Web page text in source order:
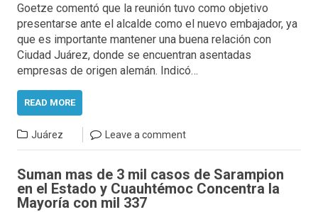
Goetze comentó que la reunión tuvo como objetivo
presentarse ante el alcalde como el nuevo embajador, ya
que es importante mantener una buena relación con
Ciudad Juárez, donde se encuentran asentadas
empresas de origen alemán. Indicó…
READ MORE
Juárez Leave a comment
Suman mas de 3 mil casos de Sarampion
en el Estado y Cuauhtémoc Concentra la
Mayoría con mil 337